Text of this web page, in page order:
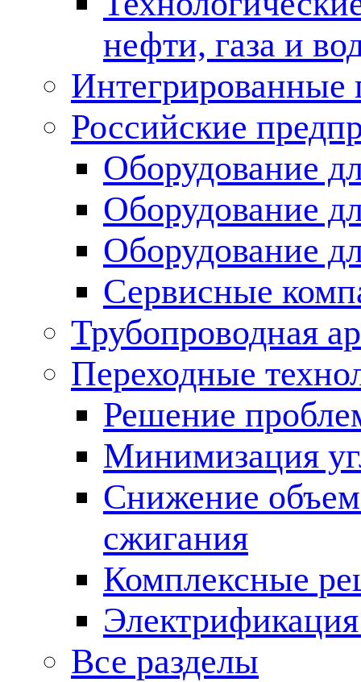
нефти, газа и
Российские
Оборудование
Оборудование
Оборудование
Сервисные
Трубопроводная
Переходные
Решение
Минимизация
Снижение
сжигания
Комплексные
Все разделы